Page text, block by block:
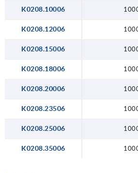
K0208.10006
K0208.12006
K0208.15006
K0208.18006
K0208.20006
K0208.23506
K0208.25006
K0208.35006